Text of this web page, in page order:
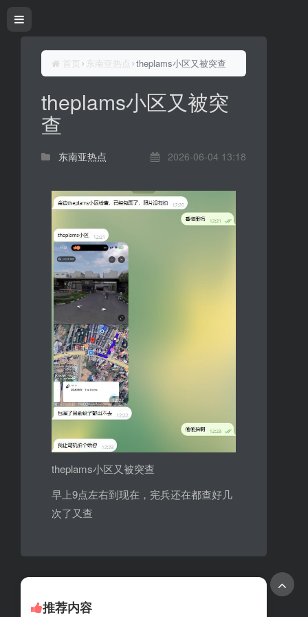
首页 东南亚热点 theplams小区又被突查
theplams小区又被突
查
东南亚热点 2026-06-04 13:18
theplams小区又被突查
早上9点左右到现在，宪兵还在都查好几
次了又查
推荐内容